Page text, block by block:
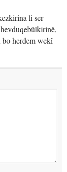
li ser
bo herdem wekî